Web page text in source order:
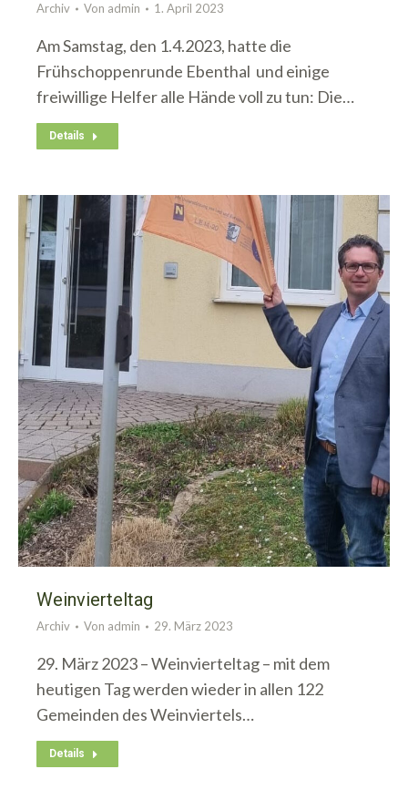
Archiv Von admin 1. April 2023
Am Samstag, den 1.4.2023, hatte die
Frühschoppenrunde Ebenthal und einige
freiwillige Helfer alle Hände voll zu tun: Die…
Details
Weinvierteltag
Archiv Von admin 29. März 2023
29. März 2023 – Weinvierteltag – mit dem
heutigen Tag werden wieder in allen 122
Gemeinden des Weinviertels…
Details